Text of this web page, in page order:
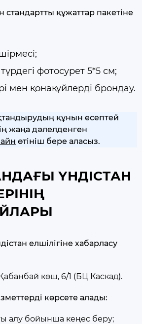
стандартты құжаттар пакетіне
фотосурет 5*5 см;
мен қонақүйлерді брондау.
құнын есептей
жаңа дәлелденген
өтініш бере аласыз.
ҮНДІСТАН
елшілігіне хабарласу
көш, 6/1 (БЦ Каскад).
көрсете алады:
алу бойынша кеңес беру;